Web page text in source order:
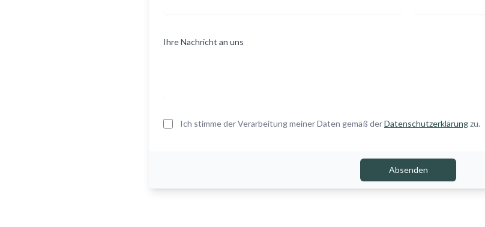
Ihre Nachricht an uns
Ich stimme der Verarbeitung meiner Daten gemäß derDatenschutzerklärungzu.
Absenden